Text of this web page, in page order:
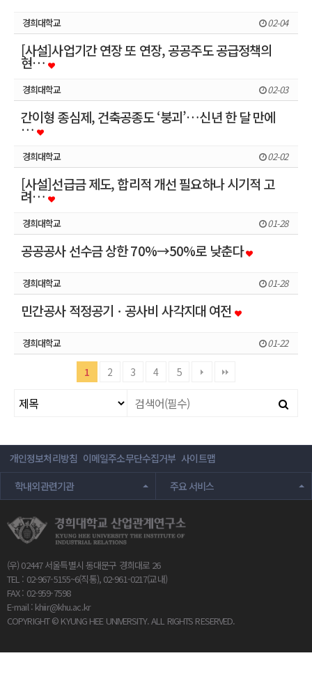
경희대학교 02-04
[사설]사업기간 연장 또 연장, 공공주도 공급정책의
현…
경희대학교 02-03
간이형 종심제, 건축공종도 ‘붕괴’…신년 한 달 만에
…
경희대학교 02-02
[사설]선급금 제도, 합리적 개선 필요하나 시기적 고
려…
경희대학교 01-28
공공공사 선수금 상한 70%→50%로 낮춘다
경희대학교 01-28
민간공사 적정공기ㆍ공사비 사각지대 여전
경희대학교 01-22
1 2 3 4 5
개인정보처리방침 이메일주소무단수집거부 사이트맵
학내외관련기관
주요 서비스
(우) 02447 서울특별시 동대문구 경희대로 26
TEL : 02-967-5155~6(직통), 02-961-0217(교내)
FAX : 02-959-7598
E-mail : khiir@khu.ac.kr
COPYRIGHT © KYUNG HEE UNIVERSITY. ALL RIGHTS RESERVED.